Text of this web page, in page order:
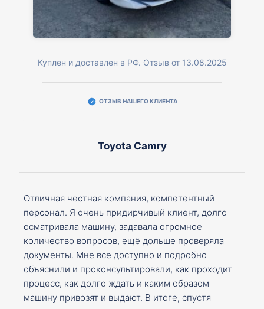
Куплен и доставлен в РФ. Отзыв от 13.08.2025
ОТЗЫВ НАШЕГО КЛИЕНТА
Toyota Camry
Отличная честная компания, компетентный
персонал. Я очень придирчивый клиент, долго
осматривала машину, задавала огромное
количество вопросов, ещё дольше проверяла
документы. Мне все доступно и подробно
объяснили и проконсультировали, как проходит
процесс, как долго ждать и каким образом
машину привозят и выдают. В итоге, спустя